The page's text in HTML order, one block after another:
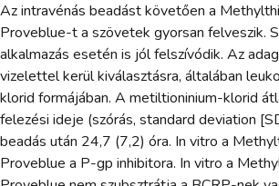
Az intravénás beadást követően a
Proveblue-t a szövetek gyorsan felveszik.
alkalmazás esetén is jól felszívódik. Az
vizelettel kerül kiválasztásra, általában
klorid formájában. A metiltioninium-klorid
felezési ideje (szórás, standard deviation
beadás után 24,7 (7,2) óra. In vitro a
Proveblue a P-gp inhibitora. In vitro a